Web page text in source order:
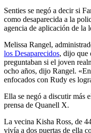
Senties se negó a decir si
como desaparecida a la
agencia de aplicación de la
Melissa Rangel,
los Desaparecidos, dijo que
preguntaban si el joven
ocho años, dijo Rangel.
enfocados con Rudy es
Ella se negó a discutir más
prensa de Quanell X.
La vecina Kisha Ross, de
vivía a dos puertas de ella